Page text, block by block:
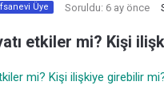
Üye Soruldu: 6 ay önce
etkiler mi? Kişi